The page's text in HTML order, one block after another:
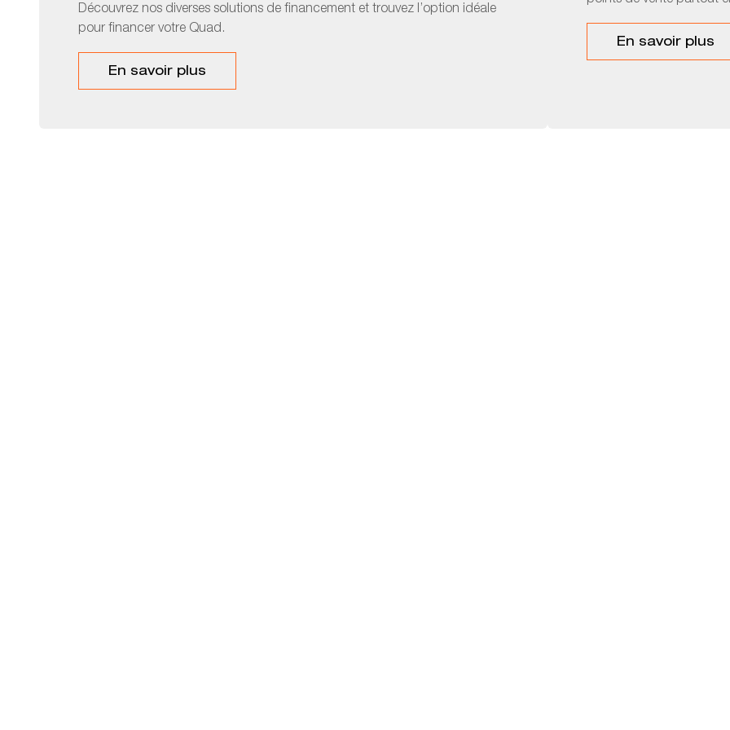
Découvrez nos diverses solutions de financement et trouvez l’option idéale
pour financer votre Quad.
En savoir plus
En savoir plus